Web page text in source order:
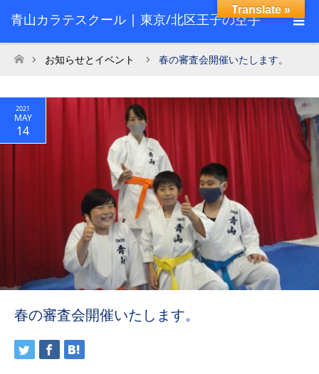
青山カラテスクール | 東京/北区王子の空手
スクール
ホーム
お知らせとイベント 春の審査会開催いたします。
2021
MAY
14
春の審査会開催いたします。
Translate »